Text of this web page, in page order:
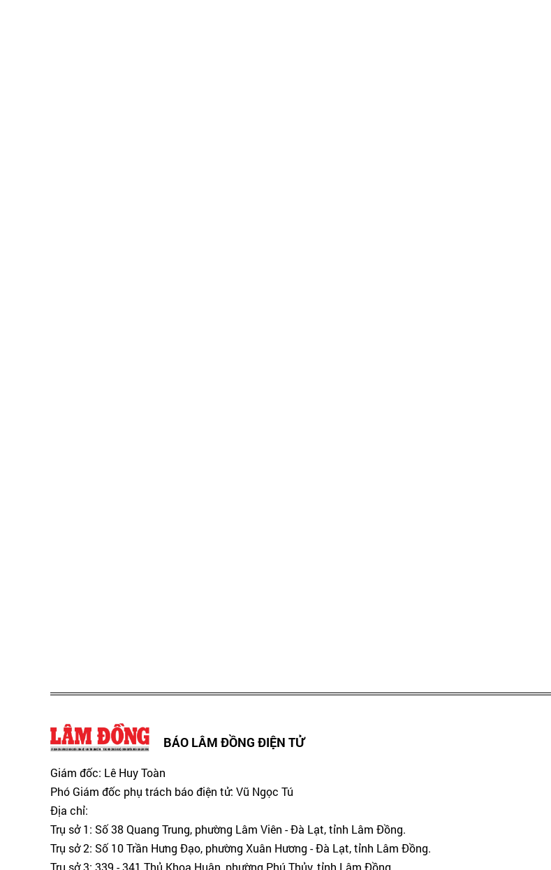
BÁO LÂM ĐỒNG ĐIỆN TỬ
Giám đốc: Lê Huy Toàn
Phó Giám đốc phụ trách báo điện tử: Vũ Ngọc Tú
Địa chỉ:
Trụ sở 1: Số 38 Quang Trung, phường Lâm Viên - Đà Lạt, tỉnh Lâm Đồng.
Trụ sở 2: Số 10 Trần Hưng Đạo, phường Xuân Hương - Đà Lạt, tỉnh Lâm Đồng.
Trụ sở 3: 339 - 341 Thủ Khoa Huân, phường Phú Thủy, tỉnh Lâm Đồng.